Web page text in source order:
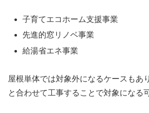
子育てエコホーム支援事業
先進的窓リノベ事業
給湯省エネ事業
屋根単体では対象外になるケースもあ
と合わせて工事することで対象になる